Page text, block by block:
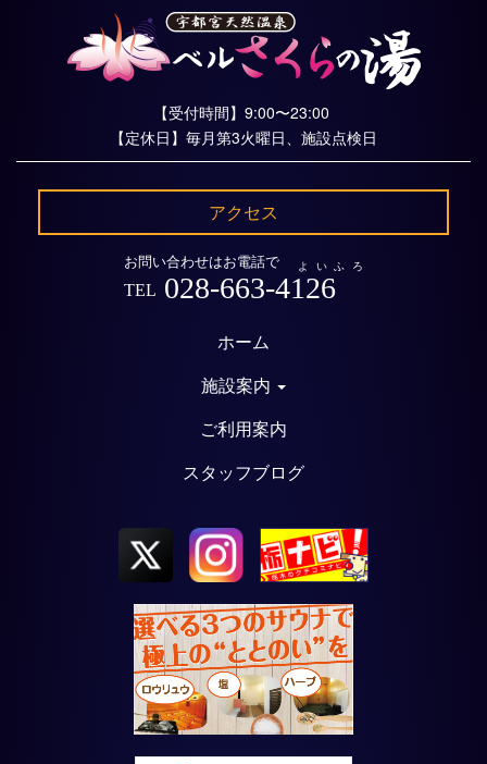
【受付時間】9:00〜23:00
【定休日】毎月第3火曜日、施設点検日
アクセス
お問い合わせはお電話で よいふろ
TEL 028-663-4126
ホーム
施設案内
ご利用案内
スタッフブログ